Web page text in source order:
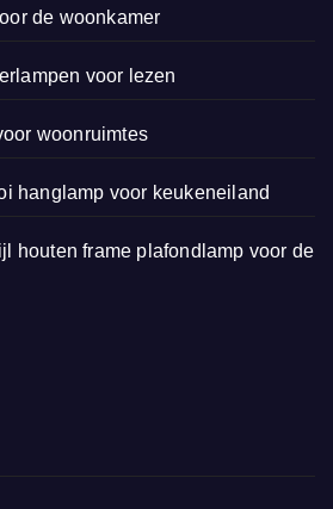
de woonkamer
voor lezen
woonruimtes
hanglamp voor keukeneiland
houten frame plafondlamp voor de